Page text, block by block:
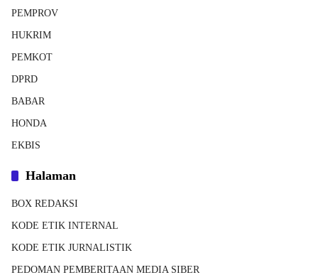
PEMPROV
HUKRIM
PEMKOT
DPRD
BABAR
HONDA
EKBIS
Halaman
BOX REDAKSI
KODE ETIK INTERNAL
KODE ETIK JURNALISTIK
PEDOMAN PEMBERITAAN MEDIA SIBER